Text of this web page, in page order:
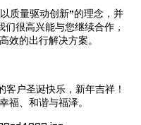
质量驱动创新”的理念，并
很高兴能与您继续合作，
效的出行解决方案。
客户圣诞快乐，新年吉祥！
福、和谐与福泽。